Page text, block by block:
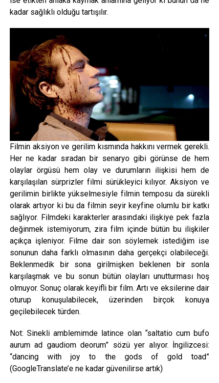
kadar sağlıklı olduğu tartışılır.
Filmin aksiyon ve gerilim kısmında hakkını vermek gerekli.
Her ne kadar sıradan bir senaryo gibi görünse de hem
olaylar örgüsü hem olay ve durumların ilişkisi hem de
karşılaşılan sürprizler filmi sürükleyici kılıyor. Aksiyon ve
gerilimin birlikte yükselmesiyle filmin temposu da sürekli
olarak artıyor ki bu da filmin seyir keyfine olumlu bir katkı
sağlıyor. Filmdeki karakterler arasındaki ilişkiye pek fazla
değinmek istemiyorum, zira film içinde bütün bu ilişkiler
açıkça işleniyor. Filme dair son söylemek istediğim ise
sonunun daha farklı olmasının daha gerçekçi olabileceği.
Beklenmedik bir sona girilmişken beklenen bir sonla
karşılaşmak ve bu sonun bütün olayları unutturması hoş
olmuyor. Sonuç olarak keyifli bir film. Artı ve eksilerine dair
oturup konuşulabilecek, üzerinden birçok konuya
geçilebilecek türden.
Not: Sinekli amblemimde latince olan “saltatio cum bufo
aurum ad gaudiom deorum” sözü yer alıyor. İngilizcesi:
“dancing with joy to the gods of gold
toad”
(GoogleTranslate’e ne kadar güvenilirse artık)